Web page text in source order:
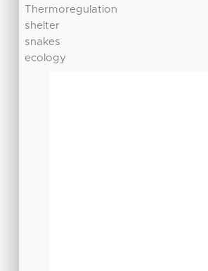
Thermoregulation
shelter
snakes
ecology